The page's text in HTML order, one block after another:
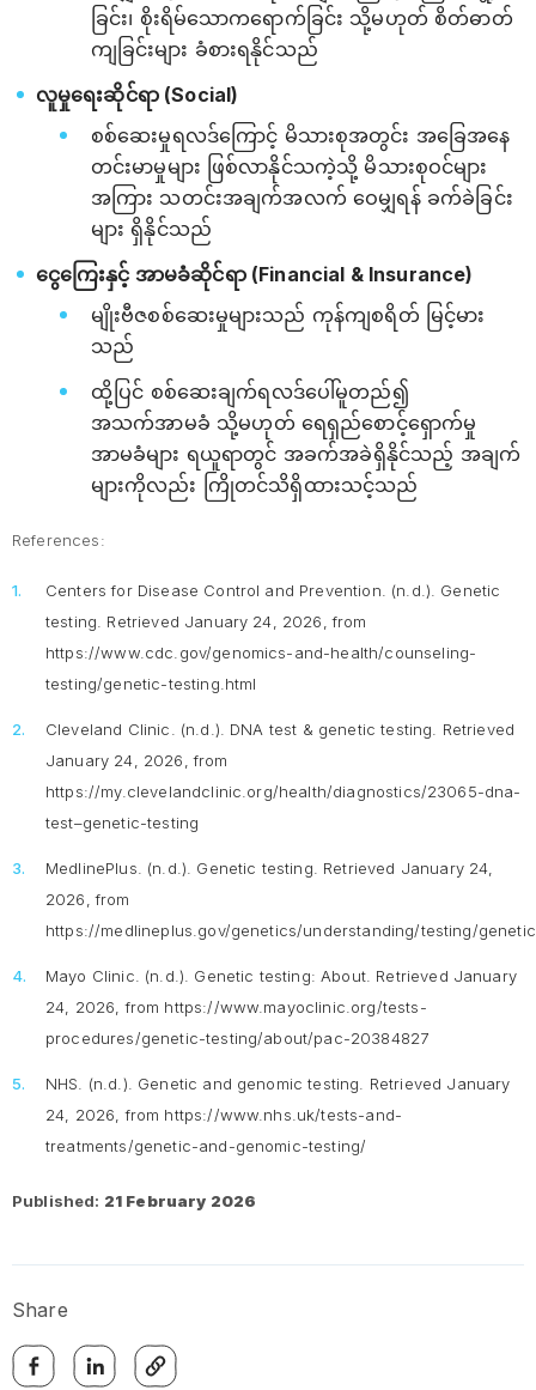
ခြင်း၊ စိုးရိမ်သောကရောက်ခြင်း သို့မဟုတ် စိတ်ဓာတ်
ကျခြင်းများ ခံစားရနိုင်သည်
လူမှုရေးဆိုင်ရာ (Social)
စစ်ဆေးမှုရလဒ်ကြောင့် မိသားစုအတွင်း အခြေအနေ
တင်းမာမှုများ ဖြစ်လာနိုင်သကဲ့သို့ မိသားစုဝင်များ
အကြား သတင်းအချက်အလက် ဝေမျှရန် ခက်ခဲခြင်း
များ ရှိနိုင်သည်
ငွေကြေးနှင့် အာမခံဆိုင်ရာ (Financial & Insurance)
မျိုးဗီဇစစ်ဆေးမှုများသည် ကုန်ကျစရိတ် မြင့်မား
သည်
ထို့ပြင် စစ်ဆေးချက်ရလဒ်ပေါ်မူတည်၍
အသက်အာမခံ သို့မဟုတ် ရေရှည်စောင့်ရှောက်မှု
အာမခံများ ရယူရာတွင် အခက်အခဲရှိနိုင်သည့် အချက်
များကိုလည်း ကြိုတင်သိရှိထားသင့်သည်
References:
Centers for Disease Control and Prevention. (n.d.). Genetic
testing . Retrieved January 24, 2026, from
https://www.cdc.gov/genomics-and-health/counseling-
testing/genetic-testing.html
Cleveland Clinic. (n.d.). DNA test & genetic testing . Retrieved
January 24, 2026, from
https://my.clevelandclinic.org/health/diagnostics/23065-dna-
test–genetic-testing
MedlinePlus. (n.d.). Genetic testing . Retrieved January 24,
2026, from
https://medlineplus.gov/genetics/understanding/testing/
Mayo Clinic. (n.d.). Genetic testing: About. Retrieved January
24, 2026, from https://www.mayoclinic.org/tests-
procedures/genetic-testing/about/pac-20384827
NHS. (n.d.). Genetic and genomic testing . Retrieved January
24, 2026, from https://www.nhs.uk/tests-and-
treatments/genetic-and-genomic-testing/
Published: 21 February 2026
Share